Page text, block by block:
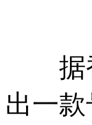
据香
出一